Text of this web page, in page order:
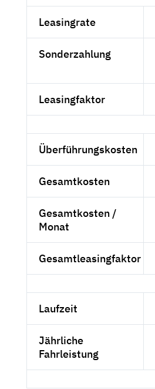
Leasingrate
Sonderzahlung
Leasingfaktor
Überführungskosten
Gesamtkosten
Gesamtkosten /
Monat
Gesamtleasingfaktor
Laufzeit
Jährliche
Fahrleistung